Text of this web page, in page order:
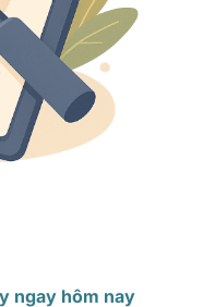
ngay hôm nay